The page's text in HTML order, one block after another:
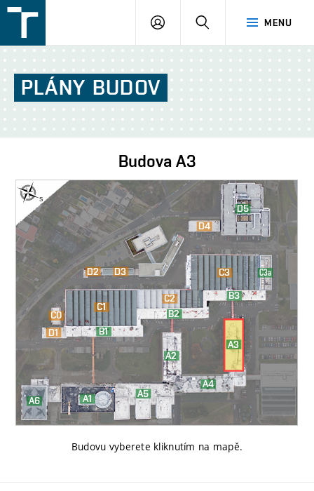
v
Brně
MENU
PŘIHLÁŠENÍ
PLÁNY BUDOV
Budova A3
Budovu vyberete kliknutím na mapě.